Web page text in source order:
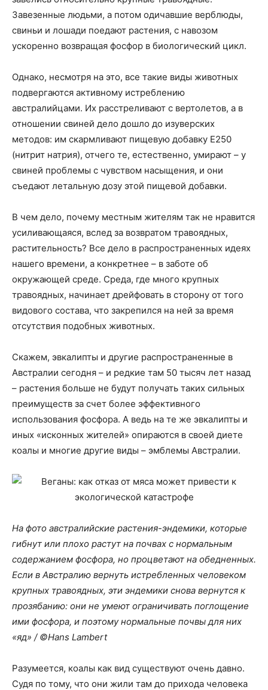
Завезенные людьми, а потом одичавшие верблюды,
свиньи и лошади поедают растения, с навозом
ускоренно возвращая фосфор в биологический цикл.
Однако, несмотря на это, все такие виды животных
подвергаются активному истреблению
австралийцами. Их расстреливают с вертолетов, а в
отношении свиней дело дошло до изуверских
методов: им скармливают пищевую добавку E250
(нитрит натрия), отчего те, естественно, умирают – у
свиней проблемы с чувством насыщения, и они
съедают летальную дозу этой пищевой добавки.
В чем дело, почему местным жителям так не нравится
усиливающаяся, вслед за возвратом травоядных,
растительность? Все дело в распространенных идеях
нашего времени, а конкретнее – в заботе об
окружающей среде. Среда, где много крупных
травоядных, начинает дрейфовать в сторону от того
видового состава, что закрепился на ней за время
отсутствия подобных животных.
Скажем, эвкалипты и другие распространенные в
Австралии сегодня – и редкие там 50 тысяч лет назад
– растения больше не будут получать таких сильных
преимуществ за счет более эффективного
использования фосфора. А ведь на те же эвкалипты и
иных «исконных жителей» опираются в своей диете
коалы и многие другие виды – эмблемы Австралии.
На фото австралийские растения-эндемики, которые
гибнут или плохо растут на почвах с нормальным
содержанием фосфора, но процветают на обедненных.
Если в Австралию вернуть истребленных человеком
крупных травоядных, эти эндемики снова вернутся к
прозябанию: они не умеют ограничивать поглощение
ими фосфора, и поэтому нормальные почвы для них
«яд» / ©Hans Lambert
Разумеется, коалы как вид существуют очень давно.
Судя по тому, что они жили там до прихода человека